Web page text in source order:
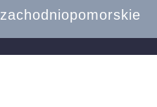
zachodniopomorskie